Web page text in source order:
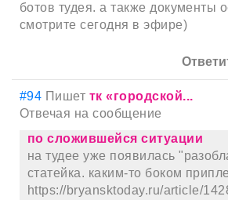
ботов тудея. а также документы
смотрите сегодня в эфире)
#94 Пишет тк «городской...
Отвечая на сообщение
по сложившейся ситуации
на тудее уже появилась
статейка. каким-то боком
https://bryansktoday.ru/article/